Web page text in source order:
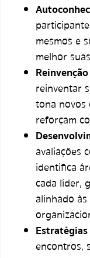
mesmos e
melhor
reinventar
tona novos
reforçam
avaliações
identifica
cada líder,
alinhado
encontros,